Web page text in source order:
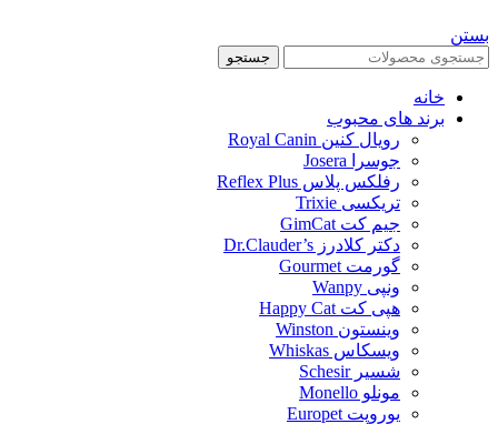
بستن
جستجو
خانه
برند های محبوب
رویال کنین Royal Canin
جوسرا Josera
رفلکس پلاس Reflex Plus
تریکسی Trixie
جیم کت GimCat
دکتر کلادرز Dr.Clauder’s
گورمت Gourmet
ونپی Wanpy
هپی کت Happy Cat
وینستون Winston
ویسکاس Whiskas
شسیر Schesir
مونلو Monello
یوروپت Europet